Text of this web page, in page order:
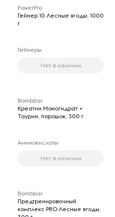
PowerPro
Гейнер 10 Лесные ягоды, 1000
г
Гейнеры
Нет в наличии
Bombbar
Креатин Моногидрат +
Таурин, порошок, 300 г
Аминокислоты
Нет в наличии
Bombbar
Предтренировочный
комплекс PRO Лесные ягоды,